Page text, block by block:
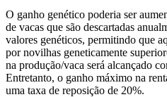
O ganho genético poderia ser
de vacas que são descartadas
valores genéticos, permitindo que
por novilhas geneticamente
na produção/vaca será alcançado
Entretanto, o ganho máximo na
uma taxa de reposição de 20%.